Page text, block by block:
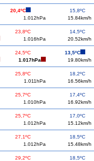
20,4ºC
15,8ºC
1.012hPa 15.84km/h
23,8ºC
14,5ºC
1.016hPa 20.52km/h
24,5ºC
13,5ºC
1.017hPa 19.80km/h
25,8ºC
18,2ºC
1.011hPa 16.56km/h
25,7ºC
17,4ºC
1.010hPa 16.92km/h
25,7ºC
17,0ºC
1.012hPa 15.12km/h
27,1ºC
18,5ºC
1.012hPa 15.48km/h
29,2ºC
18,5ºC